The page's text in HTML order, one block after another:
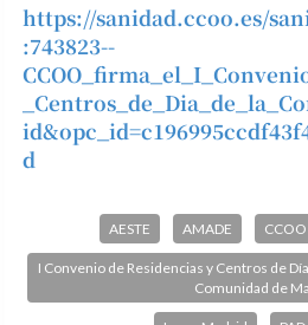
https://sanidad.ccoo.es/
:743823--
d
AESTE AMADE CCOO
I Convenio de Residencias y Centros de
Comunidad de